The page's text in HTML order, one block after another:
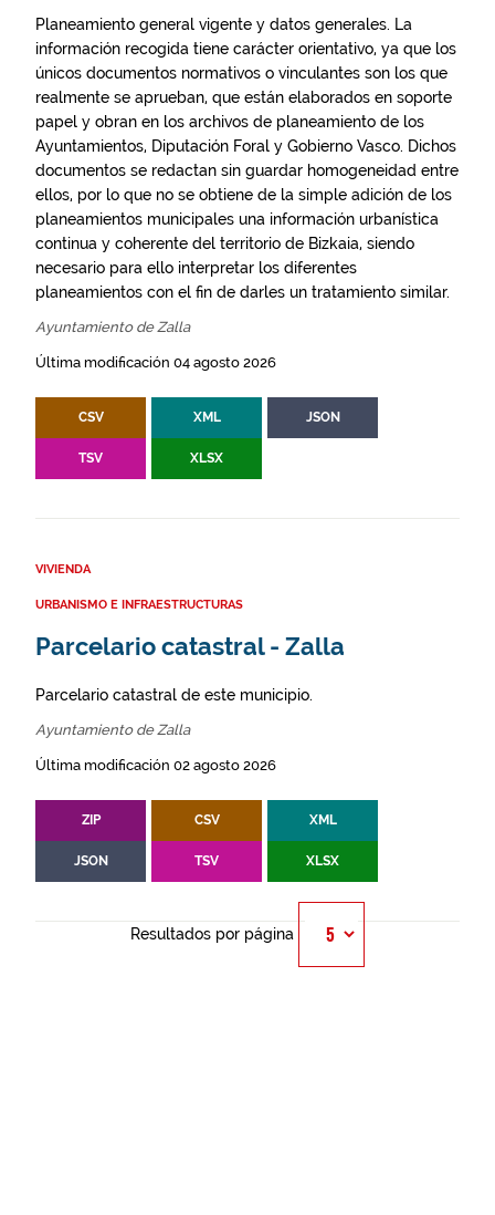
Planeamiento general vigente y datos generales. La
información recogida tiene carácter orientativo, ya que los
únicos documentos normativos o vinculantes son los que
realmente se aprueban, que están elaborados en soporte
papel y obran en los archivos de planeamiento de los
Ayuntamientos, Diputación Foral y Gobierno Vasco. Dichos
documentos se redactan sin guardar homogeneidad entre
ellos, por lo que no se obtiene de la simple adición de los
planeamientos municipales una información urbanística
continua y coherente del territorio de Bizkaia, siendo
necesario para ello interpretar los diferentes
planeamientos con el fin de darles un tratamiento similar.
Ayuntamiento de Zalla
Última modificación 04 agosto 2026
CSV XML JSON
TSV XLSX
VIVIENDA
URBANISMO E INFRAESTRUCTURAS
Parcelario catastral - Zalla
Parcelario catastral de este municipio.
Ayuntamiento de Zalla
Última modificación 02 agosto 2026
ZIP CSV XML
JSON TSV XLSX
Resultados por página